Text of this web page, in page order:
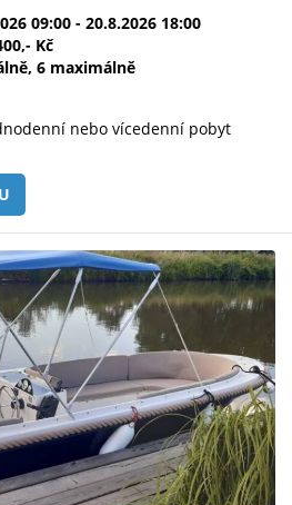
09:00 - 20.8.2026 18:00
Kč
6 maximálně
nebo vícedenní pobyt